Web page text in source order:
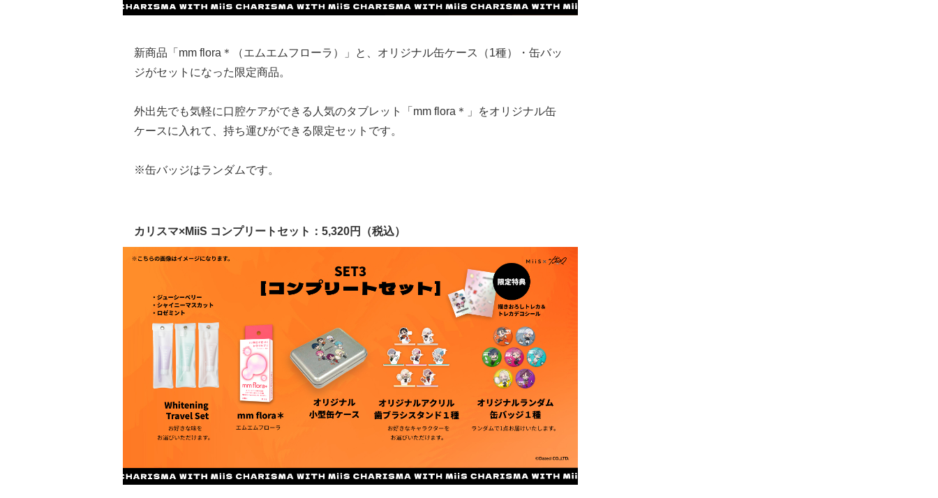
新商品「mm flora＊（エムエムフローラ）」と、オリジナル缶ケース（1種）・缶バッ
ジがセットになった限定商品。
外出先でも気軽に口腔ケアができる人気のタブレット「mm flora＊」をオリジナル缶
ケースに入れて、持ち運びができる限定セットです。
※缶バッジはランダムです。
カリスマ×MiiS コンプリートセット：5,320円（税込）